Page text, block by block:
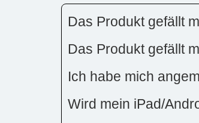
Das Produkt gefällt
Das Produkt gefällt
Ich habe mich
Wird mein iPad/